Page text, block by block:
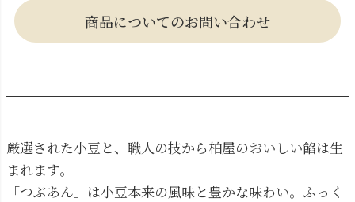
商品についてのお問い合わせ
厳選された小豆と、職人の技から柏屋のおいしい餡は生
まれます。
「つぶあん」は小豆本来の風味と豊かな味わい。ふっく